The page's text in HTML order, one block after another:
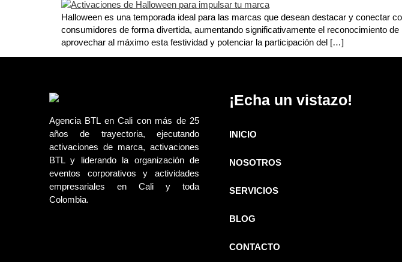
Halloween es una temporada ideal para las marcas que desean destacar y conectar
consumidores de forma divertida, aumentando significativamente el reconocimiento
aprovechar al máximo esta festividad y potenciar la participación del […]
Agencia BTL en Cali con más de 25
años de trayectoria, ejecutando
activaciones de marca, activaciones
BTL y liderando la organización de
eventos corporativos y actividades
empresariales en Cali y toda
Colombia.
¡Echa un vistazo!
INICIO
NOSOTROS
SERVICIOS
BLOG
CONTACTO